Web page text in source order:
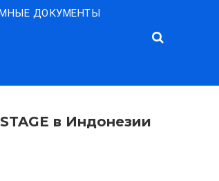
ДОКУМЕНТЫ
в Индонезии